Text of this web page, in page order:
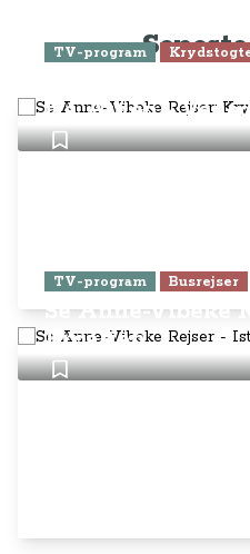
TV-program
fra Athen -
TV-program Busrejser
Se Anne-Vibeke
Kroatien